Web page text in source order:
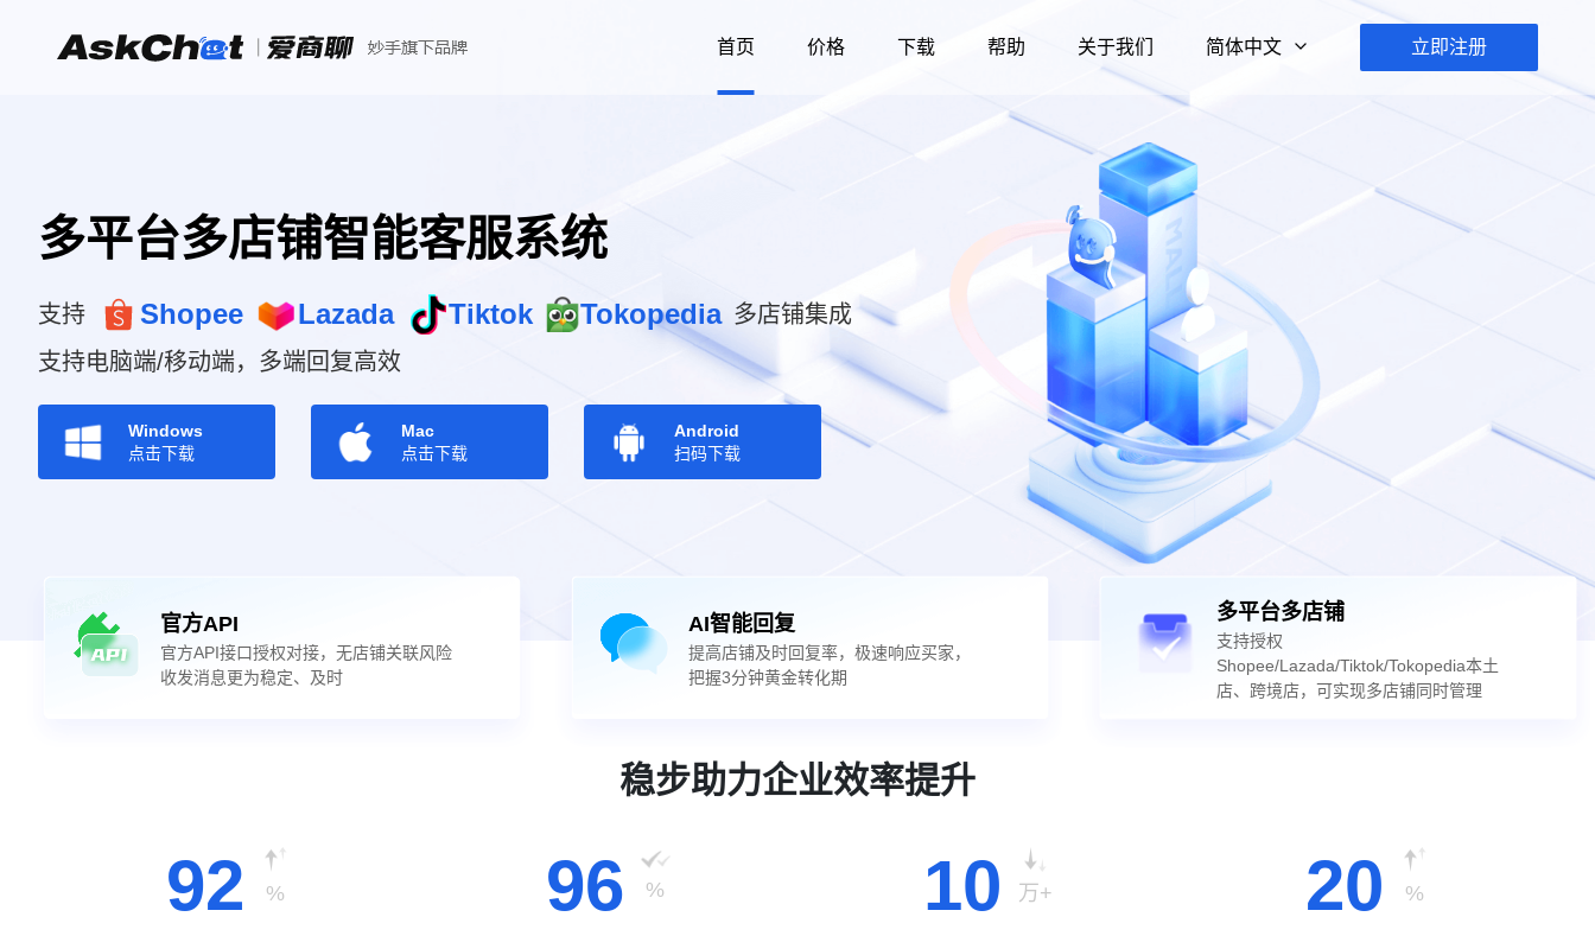
首页 价格 下载 帮助 关于我们 简体中文 立即注册
多平台多店铺智能客服系统
支持 Shopee Lazada Tiktok Tokopedia 多店铺集成
支持电脑端/移动端，多端回复高效
Windows
点击下载
Mac
点击下载
Android
扫码下载
官方API
官方API接口授权对接，无店铺关联风险
收发消息更为稳定、及时
AI智能回复
提高店铺及时回复率，极速响应买家，
把握3分钟黄金转化期
多平台多店铺
支持授权
Shopee/Lazada/Tiktok/Tokopedia本土
店、跨境店，可实现多店铺同时管理
稳步助力企业效率提升
92 % 96 % 10 万+ 20 %